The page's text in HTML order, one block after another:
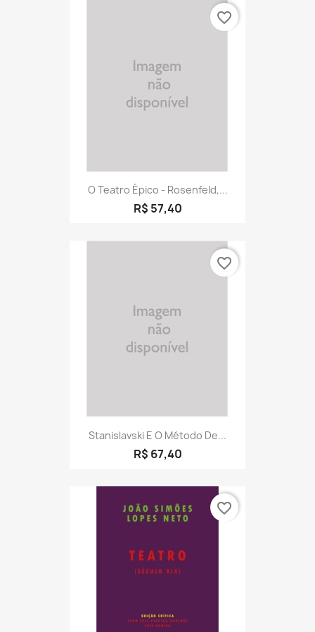
O Teatro Épico - Rosenfeld,...
R$ 57,40
favorite_border
Stanislavski E O Método De...
R$ 67,40
favorite_border
favorite_border